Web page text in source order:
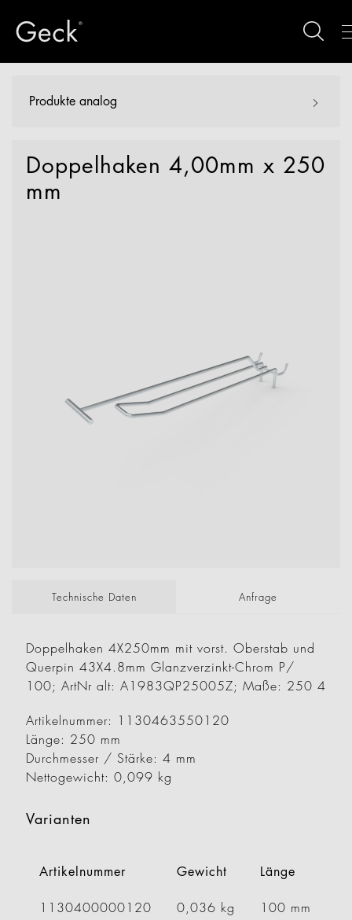
Produkte analog
Doppelhaken 4,00mm x 250
mm
Technische Daten Anfrage
Doppelhaken 4X250mm mit vorst. Oberstab und
Querpin 43X4.8mm Glanzverzinkt-Chrom P/
100; ArtNr alt: A1983QP25005Z; Maße: 250 4
Artikelnummer: 1130463550120
Länge: 250 mm
Durchmesser / Stärke: 4 mm
Nettogewicht: 0,099 kg
Varianten
Artikelnummer Gewicht Länge
1130400000120 0,036 kg 100 mm